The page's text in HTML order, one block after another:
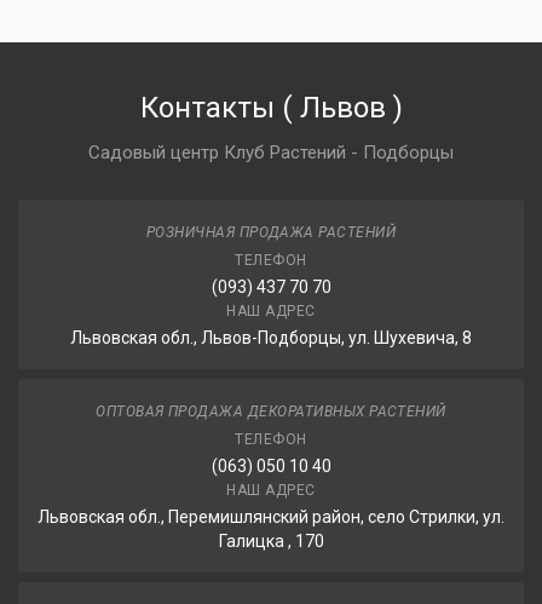
Контакты ( Львов )
Садовый центр Клуб Растений - Подборцы
РОЗНИЧНАЯ ПРОДАЖА РАСТЕНИЙ
ТЕЛЕФОН
(093) 437 70 70
НАШ АДРЕС
Львовская обл., Львов-Подборцы, ул. Шухевича, 8
ОПТОВАЯ ПРОДАЖА ДЕКОРАТИВНЫХ РАСТЕНИЙ
ТЕЛЕФОН
(063) 050 10 40
НАШ АДРЕС
Львовская обл., Перемишлянский район, село Стрилки, ул.
Галицка , 170